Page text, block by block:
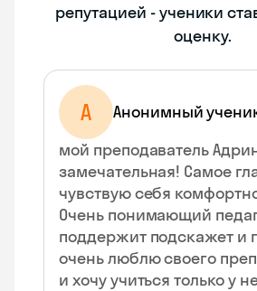
репутацией - ученики
оценку.
А Анонимный
мой преподаватель
замечательная! Самое
чувствую себя
Очень понимающий
поддержит подскажет и
очень люблю своего
и хочу учиться только у